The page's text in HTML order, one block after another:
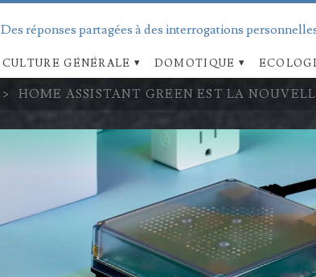
Des réponses partagées à des interrogations
CULTURE GÉNÉRALE DOMOTIQUE
> HOME ASSISTANT GREEN EST LA